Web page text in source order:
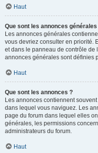
Haut
Que sont les annonces générales
Les annonces générales
vous devriez consulter en priorité.
et dans le panneau de contrôle de
annonces générales sont définies
Haut
Que sont les annonces ?
Les annonces contiennent
dans lequel vous naviguez. Les
page du forum dans lequel elles
générales, les permissions
administrateurs du forum.
Haut